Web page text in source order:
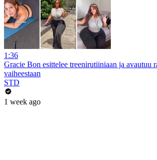
1:36
Gracie Bon esittelee treenirutiiniaan ja avautuu
vaiheestaan
STD
1 week ago